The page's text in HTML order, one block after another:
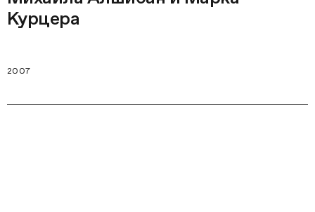
Курцера
2007